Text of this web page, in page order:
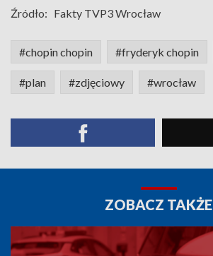
Źródło: Fakty TVP3 Wrocław
#chopin chopin #fryderyk chopin
#plan #zdjęciowy #wrocław
ZOBACZ TAKŻE